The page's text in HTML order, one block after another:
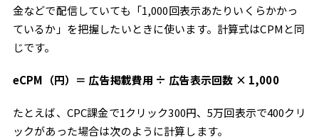
金などで配信していても「1,000回表示あたりいくらかかっ
ているか」を把握したいときに使います。計算式はCPMと同
じです。
eCPM（円）＝ 広告掲載費用 ÷ 広告表示回数 × 1,000
たとえば、CPC課金で1クリック300円、5万回表示で400クリ
ックがあった場合は次のように計算します。